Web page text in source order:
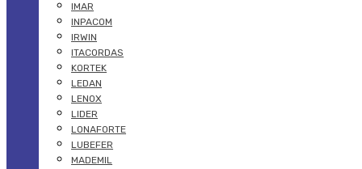
IMAR
INPACOM
IRWIN
ITACORDAS
KORTEK
LEDAN
LENOX
LIDER
LONAFORTE
LUBEFER
MADEMIL